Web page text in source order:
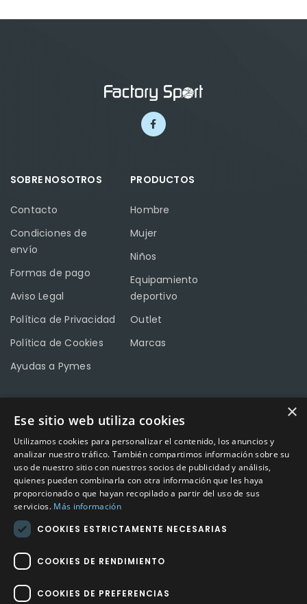
SOBRE NOSOTROS
Contacto
Condiciones de
envío
Formas de pago
Aviso Legal
Política de Privacidad
Política de Cookies
Ayudas a Pymes
PRODUCTOS
Hombre
Mujer
Niños
Equipamiento
deportivo
Outlet
Marcas
CONTACTO
Calle Méndez Núñez nº3 – Fuente Palmera 14120 Córdoba
Teléfono957 04 96 57
Emailinfo@factory-sport.es
HORARIO COMERCIAL
Lunes a viernes
10:00 a 14:00 / 18:00 a 21:00
×
Ese sitio web utiliza cookies
Utilizamos cookies para personalizar el contenido, los anuncios y
analizar nuestro tráfico. También compartimos información sobre su
uso de nuestro sitio con nuestros socios de publicidad y análisis,
quienes pueden combinarla con otra información que les haya
proporcionado o que hayan recopilado a partir del uso de sus
servicios. Más información
COOKIES ESTRICTAMENTE NECESARIAS
COOKIES DE RENDIMIENTO
COOKIES DE PREFERENCIAS